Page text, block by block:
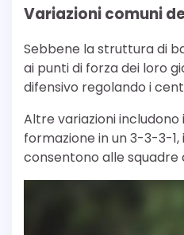
Variazioni comuni
Sebbene la struttura di
ai punti di forza dei loro
difensivo regolando i
Altre variazioni
formazione in un 3-3-3-
consentono alle squadre